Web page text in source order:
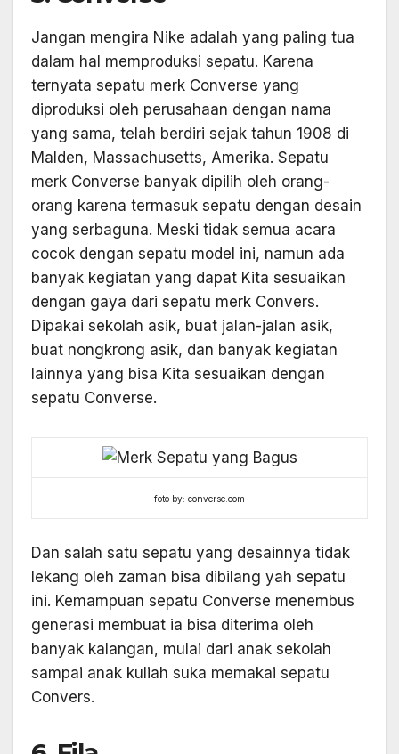
Jangan mengira Nike adalah yang paling tua
dalam hal memproduksi sepatu. Karena
ternyata sepatu merk Converse yang
diproduksi oleh perusahaan dengan nama
yang sama, telah berdiri sejak tahun 1908 di
Malden, Massachusetts, Amerika. Sepatu
merk Converse banyak dipilih oleh orang-
orang karena termasuk sepatu dengan desain
yang serbaguna. Meski tidak semua acara
cocok dengan sepatu model ini, namun ada
banyak kegiatan yang dapat Kita sesuaikan
dengan gaya dari sepatu merk Convers.
Dipakai sekolah asik, buat jalan-jalan asik,
buat nongkrong asik, dan banyak kegiatan
lainnya yang bisa Kita sesuaikan dengan
sepatu Converse.
foto by: converse.com
Dan salah satu sepatu yang desainnya tidak
lekang oleh zaman bisa dibilang yah sepatu
ini. Kemampuan sepatu Converse menembus
generasi membuat ia bisa diterima oleh
banyak kalangan, mulai dari anak sekolah
sampai anak kuliah suka memakai sepatu
Convers.